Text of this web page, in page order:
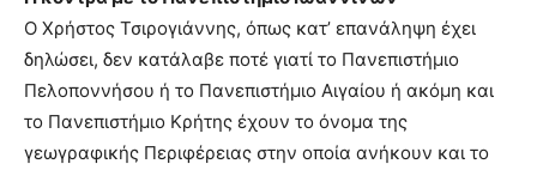
Ο Χρήστος Τσιρογιάννης, όπως κατ’ επανάληψη έχει
δηλώσει, δεν κατάλαβε ποτέ γιατί το Πανεπιστήμιο
Πελοποννήσου ή το Πανεπιστήμιο Αιγαίου ή ακόμη και
το Πανεπιστήμιο Κρήτης έχουν το όνομα της
γεωγραφικής Περιφέρειας στην οποία ανήκουν και το